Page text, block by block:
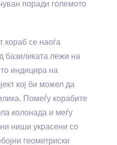
поради големото
кораб се наоѓа
базиликата лежи на
индицира на
кој би можел да
Помеѓу корабите
колонада и меѓу
ниши украсени со
геометриски